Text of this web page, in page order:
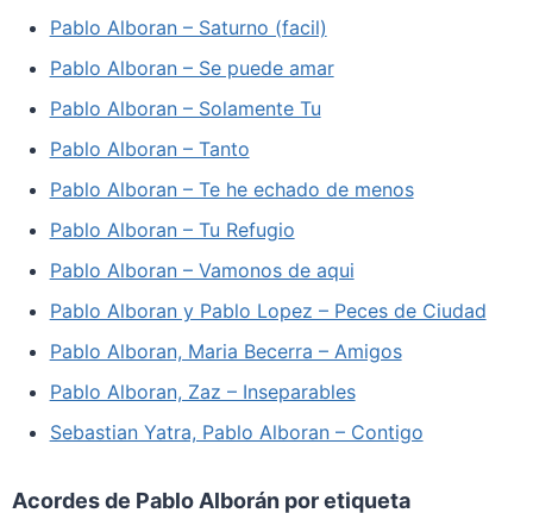
Pablo Alboran – Saturno (facil)
Pablo Alboran – Se puede amar
Pablo Alboran – Solamente Tu
Pablo Alboran – Tanto
Pablo Alboran – Te he echado de menos
Pablo Alboran – Tu Refugio
Pablo Alboran – Vamonos de aqui
Pablo Alboran y Pablo Lopez – Peces de Ciudad
Pablo Alboran, Maria Becerra – Amigos
Pablo Alboran, Zaz – Inseparables
Sebastian Yatra, Pablo Alboran – Contigo
Acordes de Pablo Alborán por etiqueta